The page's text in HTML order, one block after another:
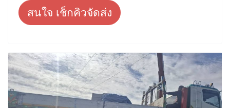
สนใจ เช็กคิวจัดส่ง